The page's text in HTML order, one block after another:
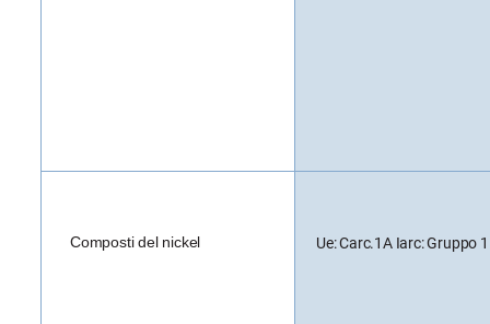
Composti del nickel Ue: Carc.1A Iarc: Gruppo 1